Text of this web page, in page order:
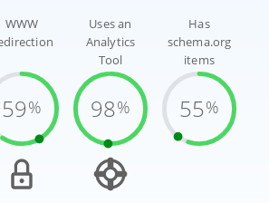
WWW
59%
Uses an
Analytics
Tool
98%
Has
schema.org
items
55%